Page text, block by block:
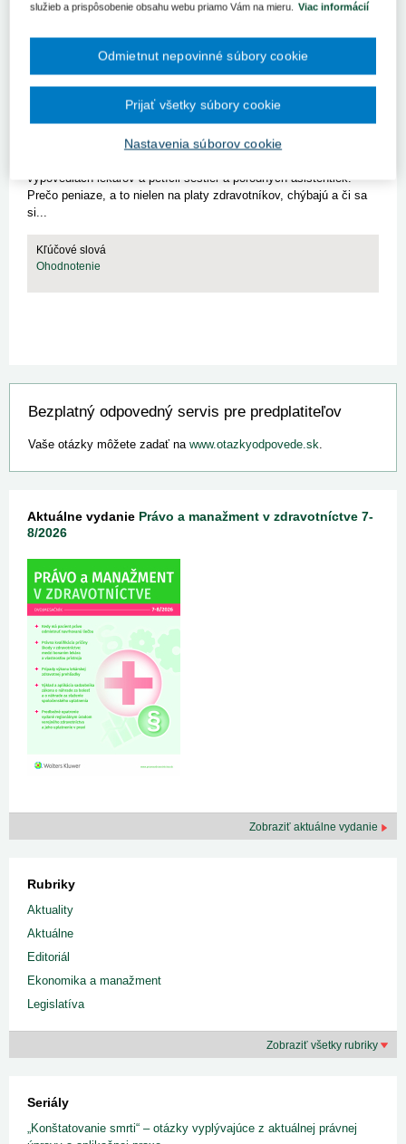
Kľúčové slová
Kde nájsť peniaze na platy zdravotníkov?
Otázka platov v slovenskom zdravotníctve rezonuje už roky. Do
výpovediach lekárov a petícii sestier a pôrodných asistentiek.
Prečo peniaze, a to nielen na platy zdravotníkov, chýbajú a či sa
si...
Kľúčové slová
Ohodnotenie
Bezplatný odpovedný servis pre predplatiteľov
Vaše otázky môžete zadať na www.otazkyodpovede.sk.
Aktuálne vydanie Právo a manažment v zdravotníctve 7-
8/2026
Zobraziť aktuálne vydanie
Rubriky
Aktuality
Aktuálne
Editoriál
Ekonomika a manažment
Legislatíva
Zobraziť všetky rubriky
Seriály
„Konštatovanie smrti“ – otázky vyplývajúce z aktuálnej právnej
služieb a prispôsobenie obsahu webu priamo Vám na mieru. Viac informácií
Nastavenia súborov cookie
Odmietnut nepovinné súbory cookie
Prijať všetky súbory cookie